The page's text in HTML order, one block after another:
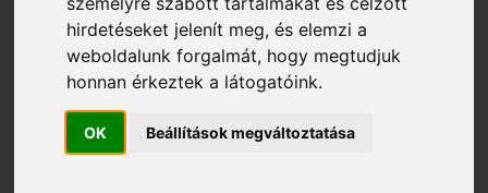
hirdetéseket jelenít meg, és elemzi a
weboldalunk forgalmát, hogy megtudjuk
honnan érkeztek a látogatóink.
OK Beállítások megváltoztatása
HELTI 3 sor rugós kapás
6,6 m es vontatott
hidraulikus csukású